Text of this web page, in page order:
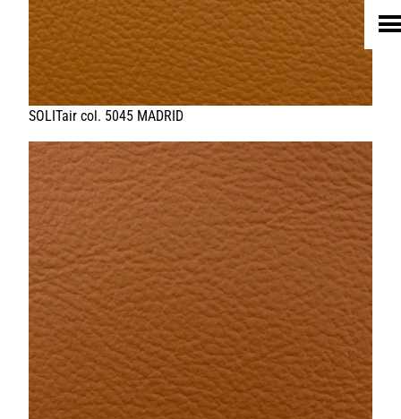
LEDER
FELL
TEXTIL
ECO FRIENDLY
SHOP PELLEBELLE
PRODUKTE
DIENSTLEISTUNGEN
KNOW HOW
NEWS
KONTAKT